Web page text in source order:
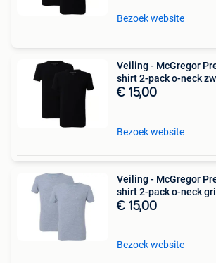
Bezoek website
Veiling - McGregor
shirt 2-pack o-neck
€ 15,00
Bezoek website
Veiling - McGregor
shirt 2-pack o-neck gri
€ 15,00
Bezoek website